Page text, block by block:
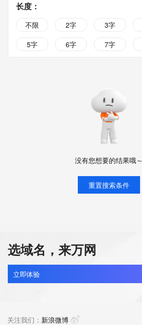
长度 ：
不限 2字 3字
5字
6字 7字
没有您想要的结果哦～
重置搜索条件
选域名，来万网
立即体验
关注我们： 新浪微博